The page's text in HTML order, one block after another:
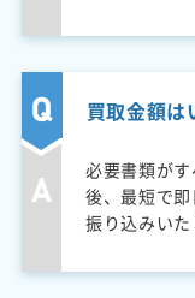
買取金額は
必要書類が
後、最短で
振り込みいた